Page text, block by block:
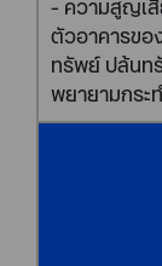
- ความสูญเสี
ตัวอาคารขอ
ทรัพย์ ปล้นท
พยายามกระ